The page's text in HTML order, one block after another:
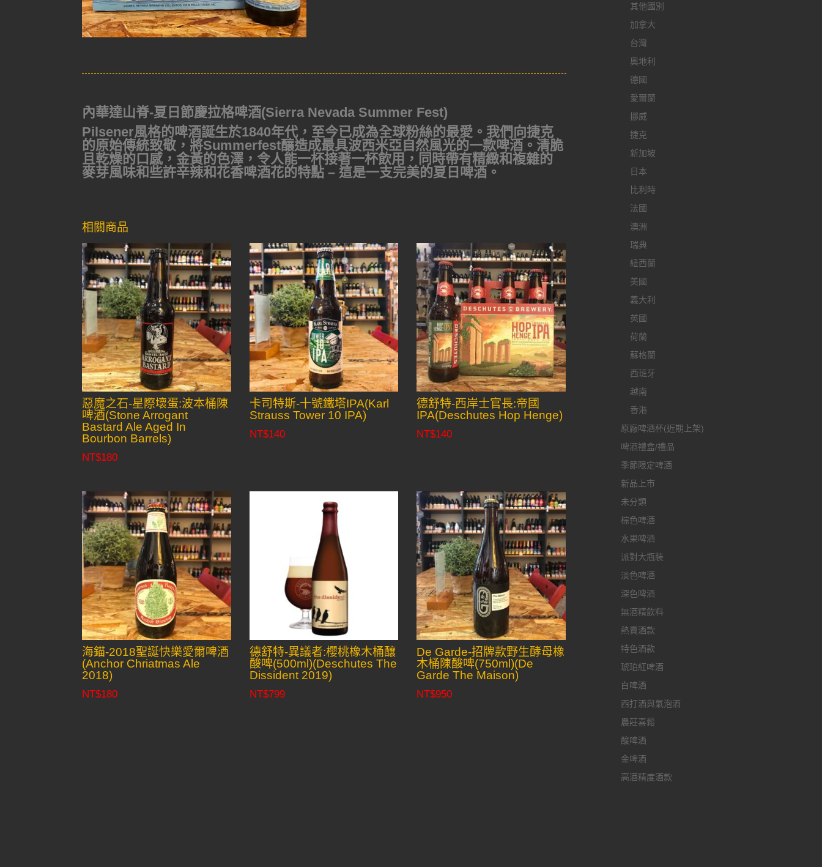
內華達山脊-夏日節慶拉格啤酒(Sierra Nevada Summer Fest)
Pilsener風格的啤酒誕生於1840年代，至今已成為全球粉絲的最愛。我們向捷克
的原始傳統致敬，將Summerfest釀造成最具波西米亞自然風光的一款啤酒。清脆
且乾燥的口感，金黃的色澤，令人能一杯接著一杯飲用，同時帶有精緻和複雜的
麥芽風味和些許辛辣和花香啤酒花的特點 – 這是一支完美的夏日啤酒。
相關商品
惡魔之石-星際壞蛋:波本桶陳
啤酒(Stone Arrogant
Bastard Ale Aged In
Bourbon Barrels)
NT$180
卡司特斯-十號鐵塔IPA(Karl
Strauss Tower 10 IPA)
NT$140
德舒特-西岸士官長:帝國
IPA(Deschutes Hop Henge)
NT$140
海錨-2018聖誕快樂愛爾啤酒
(Anchor Chriatmas Ale
2018)
NT$180
德舒特-異議者:櫻桃橡木桶釀
酸啤(500ml)(Deschutes The
Dissident 2019)
NT$799
De Garde-招牌款野生酵母橡
木桶陳酸啤(750ml)(De
Garde The Maison)
NT$950
其他國別
加拿大
台灣
奧地利
德國
愛爾蘭
挪威
捷克
新加坡
日本
比利時
法國
澳洲
瑞典
紐西蘭
美國
義大利
英國
荷蘭
蘇格蘭
西班牙
越南
香港
原廠啤酒杯(近期上架)
啤酒禮盒/禮品
季節限定啤酒
新品上市
未分類
棕色啤酒
水果啤酒
派對大瓶裝
淡色啤酒
深色啤酒
無酒精飲料
熱賣酒款
特色酒款
琥珀紅啤酒
白啤酒
西打酒與氣泡酒
農莊喜鬆
酸啤酒
金啤酒
高酒精度酒款